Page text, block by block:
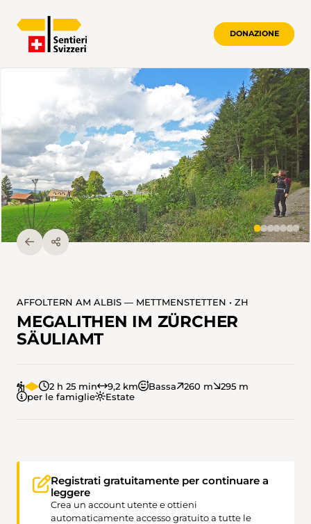
DONAZIONE
AFFOLTERN AM ALBIS — METTMENSTETTEN • ZH
MEGALITHEN IM ZÜRCHER
SÄULIAMT
2 h 25 min 9,2 km Bassa 260 m
295 m
per le famiglie
Estate
Registrati gratuitamente per continuare a
leggere
Crea un account utente e ottieni
automaticamente accesso gratuito a tutte le